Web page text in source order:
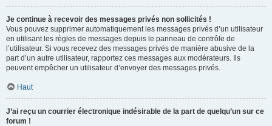
Je continue à recevoir des messages privés non sollicités !
Vous pouvez supprimer automatiquement les messages privés d’un utilisateur
en utilisant les règles de messages depuis le panneau de contrôle de
l’utilisateur. Si vous recevez des messages privés de manière abusive de la
part d’un autre utilisateur, rapportez ces messages aux modérateurs. Ils
peuvent empêcher un utilisateur d’envoyer des messages privés.
Haut
J’ai reçu un courrier électronique indésirable de la part de quelqu’un sur ce
forum !